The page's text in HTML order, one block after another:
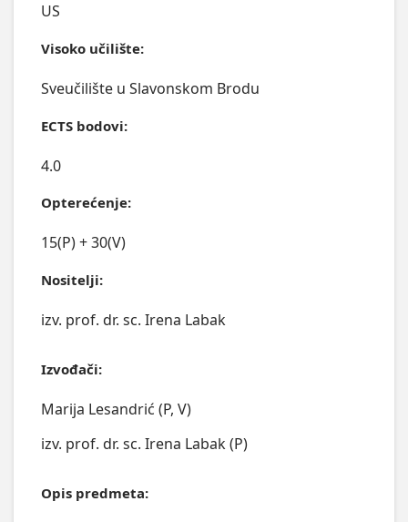
US
Visoko učilište:
Sveučilište u Slavonskom Brodu
ECTS bodovi:
4.0
Opterećenje:
15(P) + 30(V)
Nositelji:
izv. prof. dr. sc. Irena Labak
Izvođači:
Marija Lesandrić (P, V)
izv. prof. dr. sc. Irena Labak (P)
Opis predmeta: